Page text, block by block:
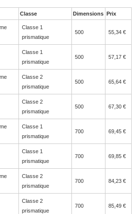
Classe Dimensions Prix
Classe 1
prismatique
500 55,34 €
Classe 1
prismatique
500 57,17 €
Classe 2
prismatique
500 65,64 €
Classe 2
prismatique
500 67,30 €
Classe 1
prismatique
700 69,45 €
Classe 1
prismatique
700 69,85 €
Classe 2
prismatique
700 84,23 €
Classe 2
prismatique
700 85,49 €